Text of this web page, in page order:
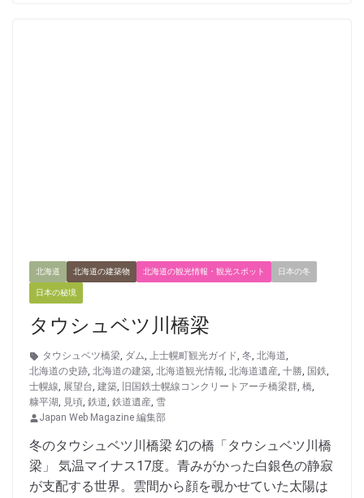
北海道 北海道の建築物 北海道の観光情報・観光スポット 日本の冬
日本の秘境
タウシュベツ川橋梁
タウシュベツ橋梁, ダム, 上士幌町観光ガイド, 冬, 北海道,
北海道の史跡, 北海道の建築, 北海道観光情報, 北海道遺産, 十勝, 国鉄,
士幌線, 展望台, 建築, 旧国鉄士幌線コンクリートアーチ橋梁群, 橋,
糠平湖, 見頃, 鉄道, 鉄道遺産, 雪
Japan Web Magazine 編集部
冬のタウシュベツ川橋梁 幻の橋「タウシュベツ川橋
梁」 気温マイナス17度。青みがかった白銀色の静寂
が支配する世界。雲間から顔を覗かせていた太陽は